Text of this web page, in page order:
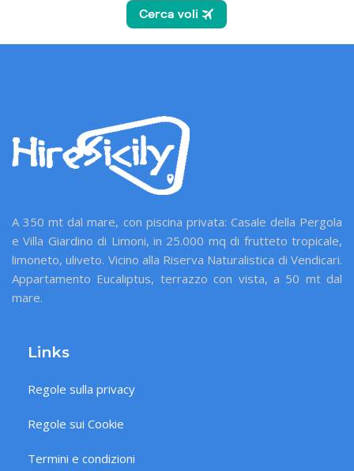
A 350 mt dal mare, con piscina privata: Casale della Pergola
e Villa Giardino di Limoni, in 25.000 mq di frutteto tropicale,
limoneto, uliveto. Vicino alla Riserva Naturalistica di Vendicari.
Appartamento Eucaliptus, terrazzo con vista, a 50 mt dal
mare.
Links
Regole sulla privacy
Regole sui Cookie
Termini e condizioni